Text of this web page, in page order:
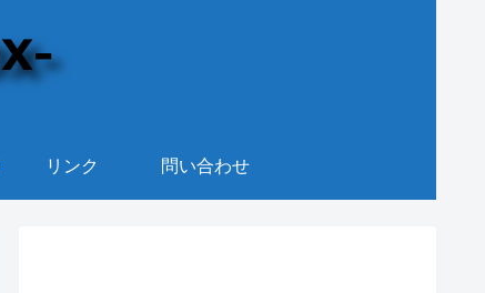
リンク 問い合わせ